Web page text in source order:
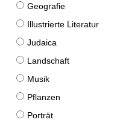
Geografie
Illustrierte Literatur
Judaica
Landschaft
Musik
Pflanzen
Porträt